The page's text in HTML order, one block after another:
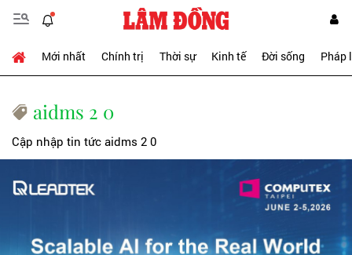
Mới nhất Chính trị Thời sự Kinh tế Đời sống Pháp
aidms 2 0
Cập nhập tin tức aidms 2 0